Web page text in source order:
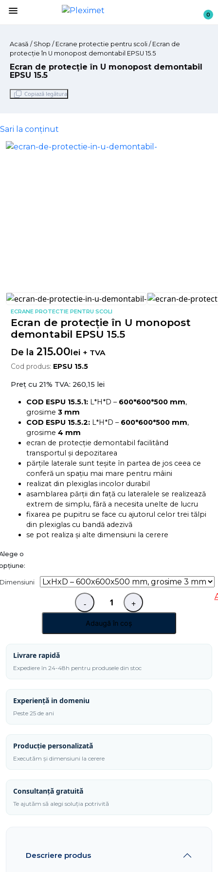
menu 0
Acasă / Shop / Ecrane protectie pentru scoli / Ecran de
protecție în U monopost demontabil EPSU 15.5
Ecran de protecție în U monopost demontabil
EPSU 15.5
Copiază legătura
Sari la conținut
ECRANE PROTECTIE PENTRU SCOLI
Ecran de protecție în U monopost
demontabil EPSU 15.5
De la 215.00lei + TVA
Cod produs: EPSU 15.5
Preț cu 21% TVA: 260,15 lei
COD ESPU 15.5.1: L*H*D – 600*600*500 mm,
grosime 3 mm
COD ESPU 15.5.2: L*H*D – 600*600*500 mm,
grosime 4 mm
ecran de protecție demontabil facilitând
transportul și depozitarea
părțile laterale sunt teșite în partea de jos ceea ce
conferă un spațiu mai mare pentru mâini
realizat din plexiglas incolor durabil
asamblarea părții din față cu lateralele se realizează
extrem de simplu, fără a necesita unelte de lucru
fixarea pe pupitru se face cu ajutorul celor trei tălpi
din plexiglas cu bandă adezivă
se pot realiza și alte dimensiuni la cerere
-
Cantitate
Ecran
protecție
U
monopost
demontabil
EPSU
+
Adaugă în coș
Livrare rapidă
Expediere în 24-48h pentru produsele din stoc
Experiență in domeniu
Peste 25 de ani
Producție personalizată
Executăm și dimensiuni la cerere
Consultanță gratuită
Te ajutăm să alegi soluția potrivită
Descriere produs